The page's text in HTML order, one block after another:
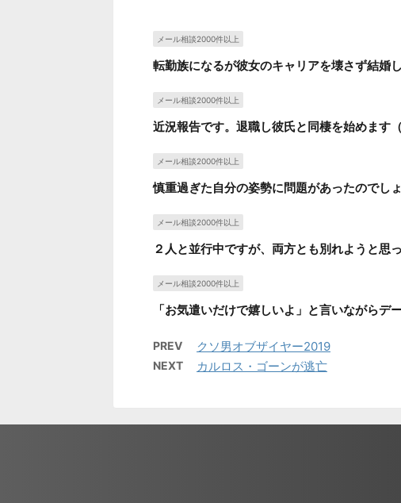
メール相談2000件以上
転勤族になるが彼女のキャリアを壊さず結婚
メール相談2000件以上
近況報告です。退職し彼氏と同棲を始めます
メール相談2000件以上
慎重過ぎた自分の姿勢に問題があったのでし
メール相談2000件以上
２人と並行中ですが、両方とも別れようと思
メール相談2000件以上
「お気遣いだけで嬉しいよ」と言いながらデ
PREV クソ男オブザイヤー2019
NEXT カルロス・ゴーンが逃亡